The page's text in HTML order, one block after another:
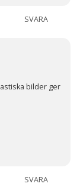
SVARA
bilder ger
SVARA